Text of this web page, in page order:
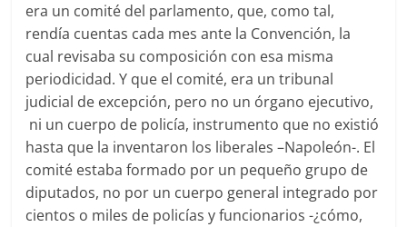
era un comité del parlamento, que, como tal,
rendía cuentas cada mes ante la Convención, la
cual revisaba su composición con esa misma
periodicidad. Y que el comité, era un tribunal
judicial de excepción, pero no un órgano ejecutivo,
ni un cuerpo de policía, instrumento que no existió
hasta que la inventaron los liberales –Napoleón-. El
comité estaba formado por un pequeño grupo de
diputados, no por un cuerpo general integrado por
cientos o miles de policías y funcionarios -¿cómo,